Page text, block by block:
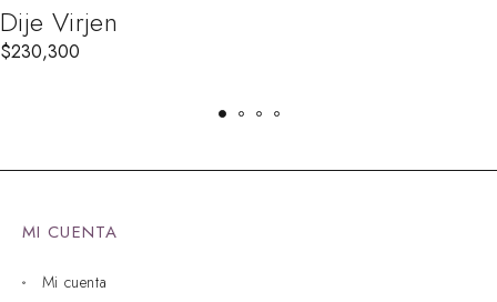
Dije Virjen
$230,300
MI CUENTA
Mi cuenta